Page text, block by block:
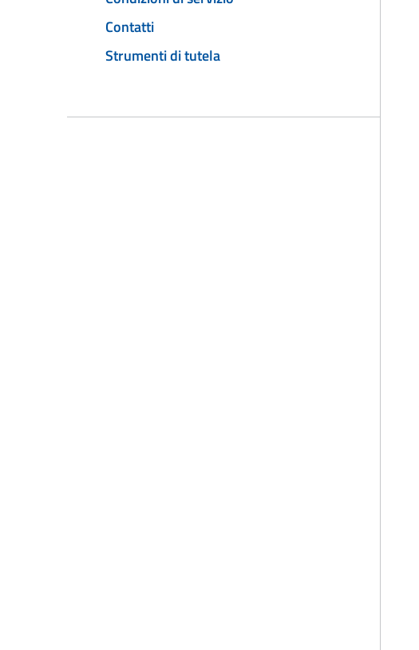
Contatti
Strumenti di tutela